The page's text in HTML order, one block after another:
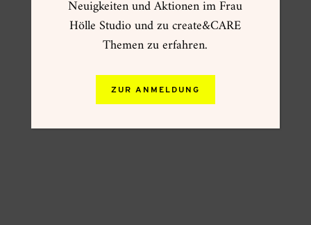
Neuigkeiten und Aktionen im Frau
Hölle Studio und zu create&CARE
Themen zu erfahren.
ZUR ANMELDUNG